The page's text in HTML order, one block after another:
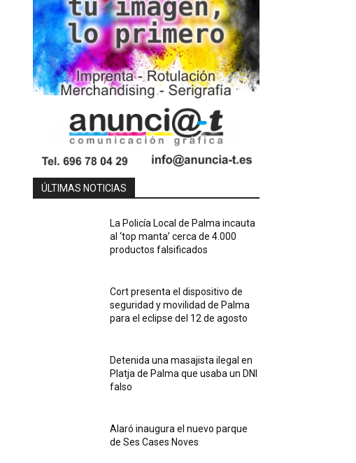
ÚLTIMAS NOTICIAS
La Policía Local de Palma incauta
al ‘top manta’ cerca de 4.000
productos falsificados
Cort presenta el dispositivo de
seguridad y movilidad de Palma
para el eclipse del 12 de agosto
Detenida una masajista ilegal en
Platja de Palma que usaba un DNI
falso
Alaró inaugura el nuevo parque
de Ses Cases Noves